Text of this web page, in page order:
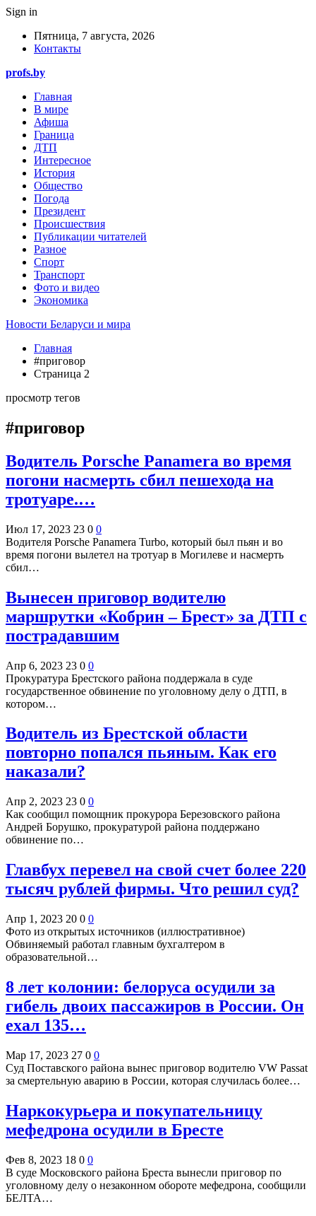
Sign in
Пятница, 7 августа, 2026
Контакты
profs.by
Главная
В мире
Афиша
Граница
ДТП
Интересное
История
Общество
Погода
Президент
Происшествия
Публикации читателей
Разное
Спорт
Транспорт
Фото и видео
Экономика
Новости Беларуси и мира
Главная
#приговор
Страница 2
просмотр тегов
#приговор
Водитель Porsche Panamera во время
погони насмерть сбил пешехода на
тротуаре.…
Июл 17, 2023 23 0 0
Водителя Porsche Panamera Turbo, который был пьян и во
время погони вылетел на тротуар в Могилеве и насмерть
сбил…
Вынесен приговор водителю
маршрутки «Кобрин – Брест» за ДТП с
пострадавшим
Апр 6, 2023 23 0 0
Прокуратура Брестского района поддержала в суде
государственное обвинение по уголовному делу о ДТП, в
котором…
Водитель из Брестской области
повторно попался пьяным. Как его
наказали?
Апр 2, 2023 23 0 0
Как сообщил помощник прокурора Березовского района
Андрей Борушко, прокуратурой района поддержано
обвинение по…
Главбух перевел на свой счет более 220
тысяч рублей фирмы. Что решил суд?
Апр 1, 2023 20 0 0
Фото из открытых источников (иллюстративное)
Обвиняемый работал главным бухгалтером в
образовательной…
8 лет колонии: белоруса осудили за
гибель двоих пассажиров в России. Он
ехал 135…
Мар 17, 2023 27 0 0
Суд Поставского района вынес приговор водителю VW Passat
за смертельную аварию в России, которая случилась более…
Наркокурьера и покупательницу
мефедрона осудили в Бресте
Фев 8, 2023 18 0 0
В суде Московского района Бреста вынесли приговор по
уголовному делу о незаконном обороте мефедрона, сообщили
БЕЛТА…